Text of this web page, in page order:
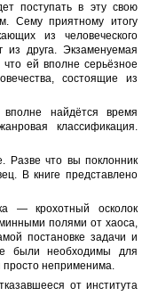
поступать в эту свою
Сему приятному итогу
из человеческого
из друга. Экзаменуемая
ей вполне серьёзное
состоящие из
найдётся время
классификация.
Разве что вы поклонник
В книге представлено
— крохотный осколок
полями от хаоса,
постановке задачи и
были необходимы для
просто неприменима.
от института